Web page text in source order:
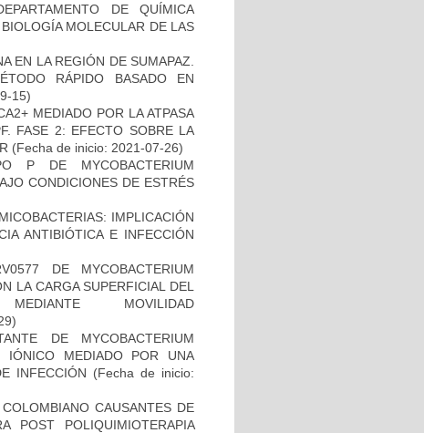
DE QUÍMICA
MOLECULAR DE LAS
EN LA REGIÓN DE SUMAPAZ.
RÁPIDO BASADO EN
15)
MEDIADO POR LA ATPASA
FASE 2: EFECTO SOBRE LA
(Fecha de inicio: 2021-07-26)
P DE MYCOBACTERIUM
CONDICIONES DE ESTRÉS
IMPLICACIÓN
ANTIBIÓTICA E INFECCIÓN
DE MYCOBACTERIUM
LA CARGA SUPERFICIAL DEL
MOVILIDAD
DE MYCOBACTERIUM
IÓNICO MEDIADO POR UNA
INFECCIÓN (Fecha de inicio:
CAUSANTES DE
POST POLIQUIMIOTERAPIA